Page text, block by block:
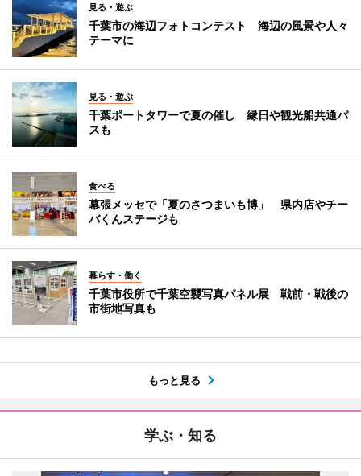
見る・遊ぶ
千葉市の海辺フォトコンテスト 海辺の風景や人々
テーマに
見る・遊ぶ
千葉ポートタワーで夏の催し 縁日や観光船共通パ
スも
食べる
幕張メッセで「夏のさつまいも博」 県内店やチー
バくんステージも
暮らす・働く
千葉市役所で千葉空襲写真パネル展 戦前・戦後の
市街地写真も
もっと見る
学ぶ・知る